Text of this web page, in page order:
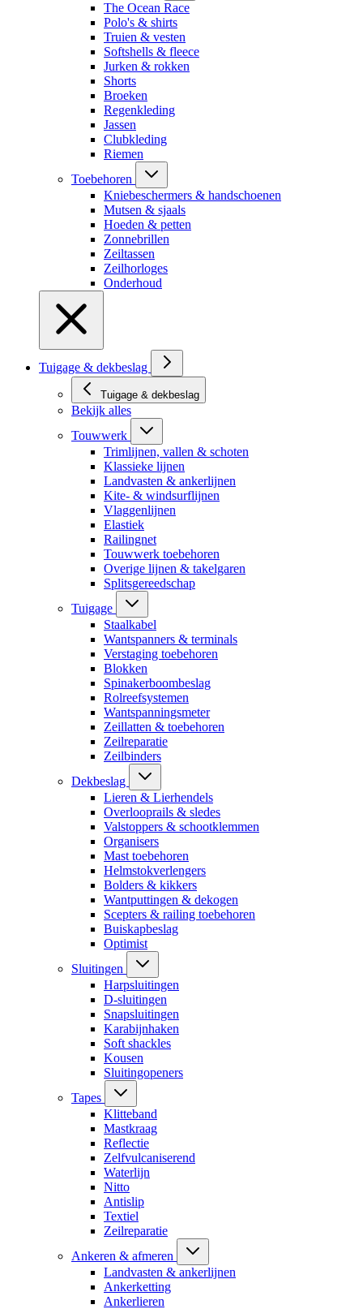
The Ocean Race
Polo's & shirts
Truien & vesten
Softshells & fleece
Jurken & rokken
Shorts
Broeken
Regenkleding
Jassen
Clubkleding
Riemen
Toebehoren
Kniebeschermers & handschoenen
Mutsen & sjaals
Hoeden & petten
Zonnebrillen
Zeiltassen
Zeilhorloges
Onderhoud
Tuigage & dekbeslag
Tuigage & dekbeslag
Bekijk alles
Touwwerk
Trimlijnen, vallen & schoten
Klassieke lijnen
Landvasten & ankerlijnen
Kite- & windsurflijnen
Vlaggenlijnen
Elastiek
Railingnet
Touwwerk toebehoren
Overige lijnen & takelgaren
Splitsgereedschap
Tuigage
Staalkabel
Wantspanners & terminals
Verstaging toebehoren
Blokken
Spinakerboombeslag
Rolreefsystemen
Wantspanningsmeter
Zeillatten & toebehoren
Zeilreparatie
Zeilbinders
Dekbeslag
Lieren & Lierhendels
Overlooprails & sledes
Valstoppers & schootklemmen
Organisers
Mast toebehoren
Helmstokverlengers
Bolders & kikkers
Wantputtingen & dekogen
Scepters & railing toebehoren
Buiskapbeslag
Optimist
Sluitingen
Harpsluitingen
D-sluitingen
Snapsluitingen
Karabijnhaken
Soft shackles
Kousen
Sluitingopeners
Tapes
Klitteband
Mastkraag
Reflectie
Zelfvulcaniserend
Waterlijn
Nitto
Antislip
Textiel
Zeilreparatie
Ankeren & afmeren
Landvasten & ankerlijnen
Ankerketting
Ankerlieren